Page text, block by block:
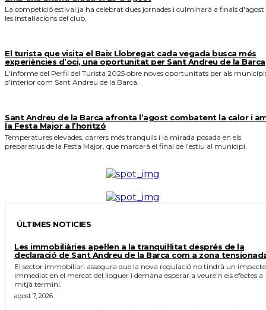
La competició estival ja ha celebrat dues jornades i culminarà a finals d'agost
les instal·lacions del club.
El turista que visita el Baix Llobregat cada vegada busca més
experiències d’oci, una oportunitat per Sant Andreu de la Barca
L'informe del Perfil del Turista 2025 obre noves oportunitats per als
d'interior com Sant Andreu de la Barca.
Sant Andreu de la Barca afronta l’agost combatent la calor i
la Festa Major a l’horitzó
Temperatures elevades, carrers més tranquils i la mirada posada en els
preparatius de la Festa Major, que marcarà el final de l'estiu al municipi.
ÚLTIMES NOTICIES
Les immobiliàries apel·len a la tranquil·litat després de la
declaració de Sant Andreu de la Barca com a zona
El sector immobiliari assegura que la nova regulació no tindrà un impacte
immediat en el mercat del lloguer i demana esperar a veure'n els efectes a
mitjà termini.
agost 7, 2026